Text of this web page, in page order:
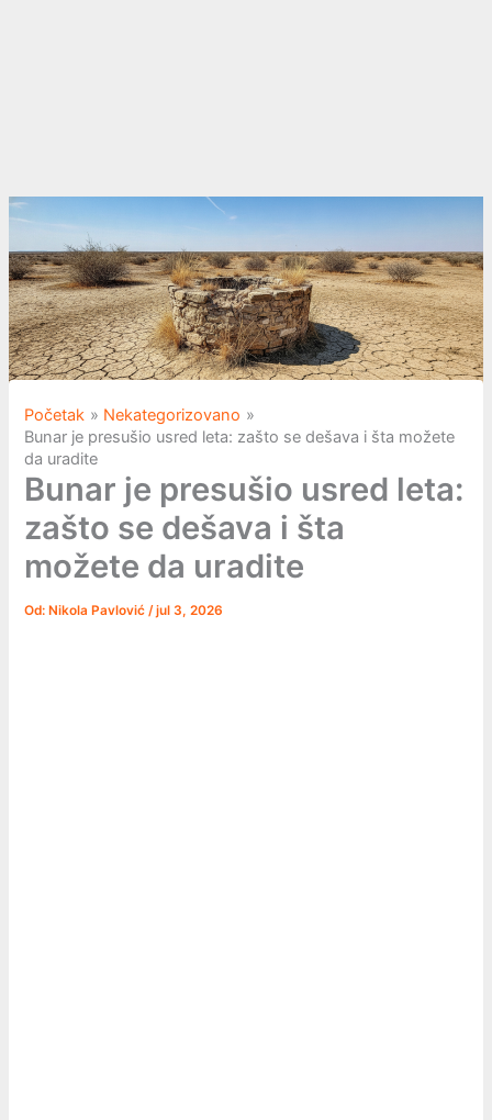
Početak
Nekategorizovano
Bunar je presušio usred leta: zašto se dešava i šta možete
da uradite
Bunar je presušio usred leta:
zašto se dešava i šta
možete da uradite
Od: Nikola Pavlović/jul 3, 2026